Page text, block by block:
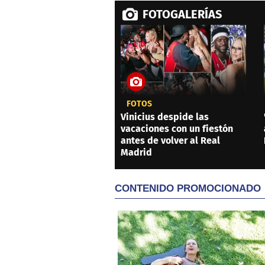
FOTOGALERÍAS
FOTOS
Vinicius despide las
vacaciones con un fiestón
antes de volver al Real
Madrid